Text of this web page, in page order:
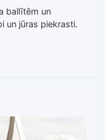
ballītēm un
un jūras piekrasti.